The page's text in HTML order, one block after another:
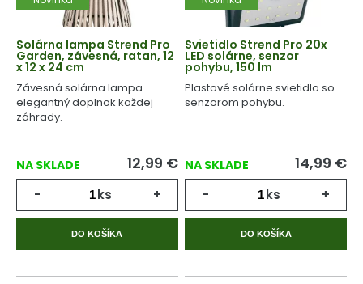
Solárna lampa Strend Pro
Garden, závesná, ratan, 12
x 12 x 24 cm
Závesná solárna lampa
elegantný doplnok každej
záhrady.
NA SKLADE 12,99 €
- ks +
DO KOŠÍKA
Svietidlo Strend Pro 20x
LED solárne, senzor
pohybu, 150 lm
Plastové solárne svietidlo so
senzorom pohybu.
NA SKLADE 14,99 €
- ks +
DO KOŠÍKA